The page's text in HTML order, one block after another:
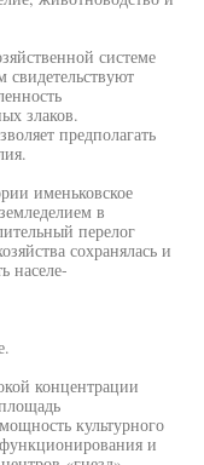
системе
свидетельствуют
злаков.
предполагать
именьковское
в
перелог
сохранялась и
населе-
концентрации
культурного
функционирования и